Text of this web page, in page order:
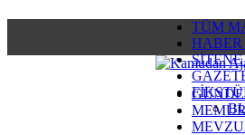
TÜM
HABER